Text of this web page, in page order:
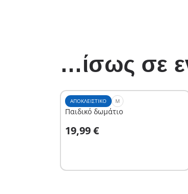
…ίσως σε
ΑΠΟΚΛΕΙΣΤΙΚΌ M
Παιδικό δωμάτιο
19,99 €
Στο καλάθι